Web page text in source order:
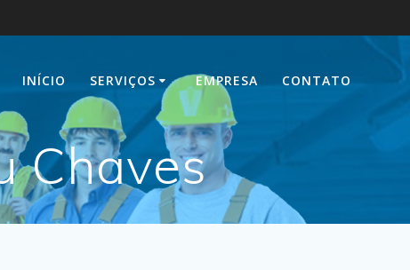
INÍCIO SERVIÇOS EMPRESA CONTATO
Chaves